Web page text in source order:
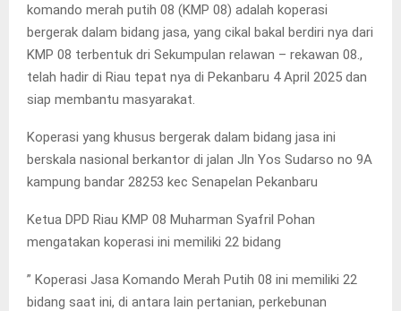
komando merah putih 08 (KMP 08) adalah koperasi
bergerak dalam bidang jasa, yang cikal bakal berdiri nya dari
KMP 08 terbentuk dri Sekumpulan relawan – rekawan 08.,
telah hadir di Riau tepat nya di Pekanbaru 4 April 2025 dan
siap membantu masyarakat.
Koperasi yang khusus bergerak dalam bidang jasa ini
berskala nasional berkantor di jalan Jln Yos Sudarso no 9A
kampung bandar 28253 kec Senapelan Pekanbaru
Ketua DPD Riau KMP 08 Muharman Syafril Pohan
mengatakan koperasi ini memiliki 22 bidang
” Koperasi Jasa Komando Merah Putih 08 ini memiliki 22
bidang saat ini, di antara lain pertanian, perkebunan